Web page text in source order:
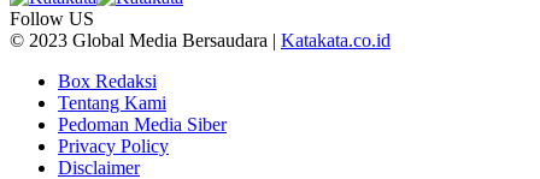
Follow US
© 2023 Global Media Bersaudara | Katakata.co.id
Box Redaksi
Tentang Kami
Pedoman Media Siber
Privacy Policy
Disclaimer